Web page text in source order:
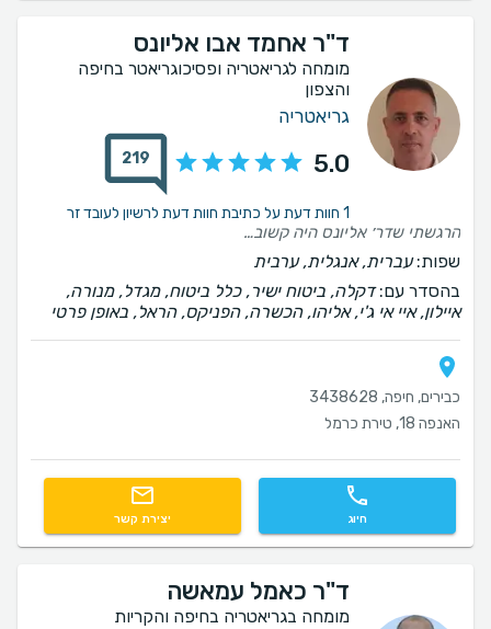
ד"ר אחמד אבו אליונס
מומחה לגריאטריה ופסיכוגריאטר בחיפה
והצפון
גריאטריה
5.0
219
1 חוות דעת על כתיבת חוות דעת לרשיון לעובד זר
הרגשתי שדר׳ אליונס היה קשוב אלינו * הוא התייחס אל בעלי בכבוד. * הוא לא פסל על הסף את התוספים שאני נותנת לבעלי, אלא דן בהם בפתיחות. * הוא הסביר את הדברים בצורה עניינית ומרגיעה. * ובעיקר – יצאתי מהפגישה עם יותר תקווה ופחות חרדה
שפות:עברית, אנגלית, ערבית
בהסדר עם:דקלה, ביטוח ישיר, כלל ביטוח, מגדל, מנורה,
איילון, איי אי ג'י, אליהו, הכשרה, הפניקס, הראל, באופן פרטי
כבירים, חיפה, 3438628
האנפה 18, טירת כרמל
חיוג יצירת קשר
ד"ר כאמל עמאשה
מומחה בגריאטריה בחיפה והקריות